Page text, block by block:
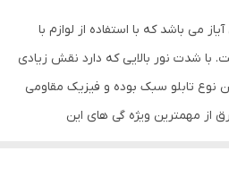
می باشد که با استفاده از لوازم با
شدت نور بالایی که دارد نقش زیادی
نوع تابلو سبک بوده و فیزیک مقاومی
از مهمترین ویژه گی های این